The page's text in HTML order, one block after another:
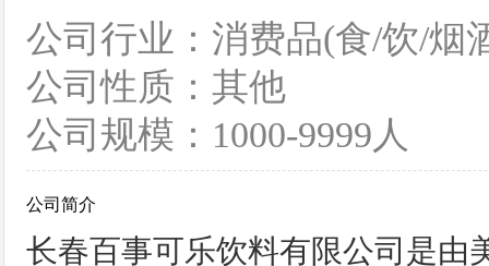
公司行业：消费品(食/饮/烟
公司性质：其他
公司规模：1000-9999人
公司简介
长春百事可乐饮料有限公司是由